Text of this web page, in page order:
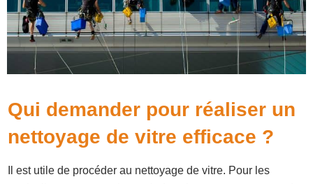
Qui demander pour réaliser un
nettoyage de vitre efficace ?
Il est utile de procéder au nettoyage de vitre. Pour les